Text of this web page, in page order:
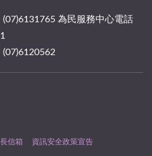
(07)6131765 為民服務中心電話
信箱 資訊安全政策宣告